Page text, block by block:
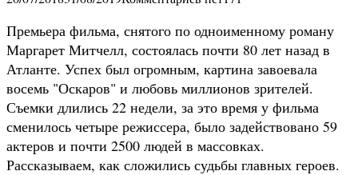
Премьера фильма, снятого по одноименному роману
Маргарет Митчелл, состоялась почти 80 лет назад в
Атланте. Успех был огромным, картина завоевала
восемь "Оскаров" и любовь миллионов зрителей.
Съемки длились 22 недели, за это время у фильма
сменилось четыре режиссера, было задействовано 59
актеров и почти 2500 людей в массовках.
Рассказываем, как сложились судьбы главных героев.